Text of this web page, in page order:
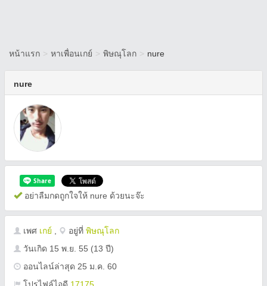
หน้าแรก > หาเพื่อนเกย์ > พิษณุโลก > nure
nure
อย่าลืมกดถูกใจให้ nure ด้วยนะจ๊ะ
เพศ เกย์ อยู่ที่ พิษณุโลก
วันเกิด 15 พ.ย. 55 (13 ปี)
ออนไลน์ล่าสุด 25 ม.ค. 60